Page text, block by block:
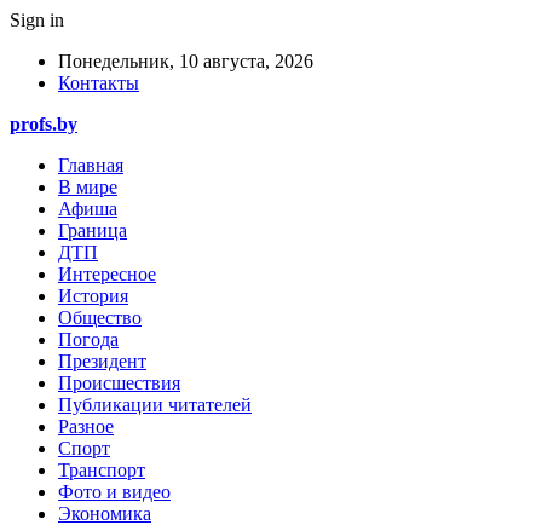
Sign in
Понедельник, 10 августа, 2026
Контакты
profs.by
Главная
В мире
Афиша
Граница
ДТП
Интересное
История
Общество
Погода
Президент
Происшествия
Публикации читателей
Разное
Спорт
Транспорт
Фото и видео
Экономика